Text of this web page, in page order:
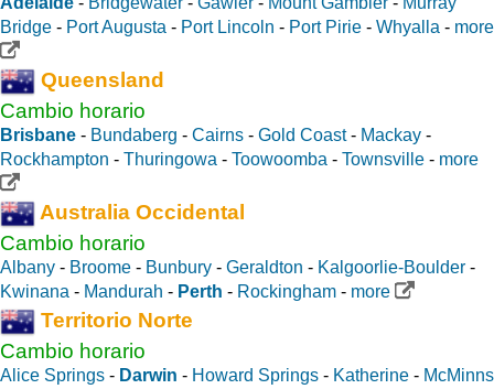
Bridge - Port Augusta - Port Lincoln - Port Pirie - Whyalla - more
Queensland
Cambio horario
Brisbane - Bundaberg - Cairns - Gold Coast- Mackay -
Rockhampton - Thuringowa - Toowoomba - Townsville - more
Australia Occidental
Cambio horario
Albany - Broome - Bunbury - Geraldton - Kalgoorlie-Boulder -
Kwinana - Mandurah - Perth - Rockingham - more
Territorio Norte
Cambio horario
Alice Springs - Darwin - Howard Springs - Katherine - McMinns